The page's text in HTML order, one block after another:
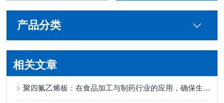
产品分类
相关文章
聚四氟乙烯板：在食品加工与制药行业的应用，确保生产过程的清洁与安全